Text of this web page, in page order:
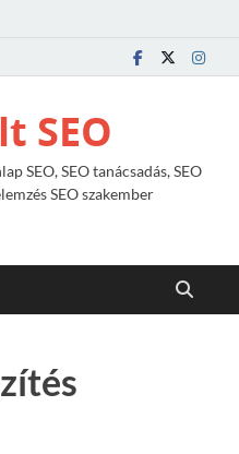
SEO
SEO, SEO tanácsadás, SEO
SEO szakember